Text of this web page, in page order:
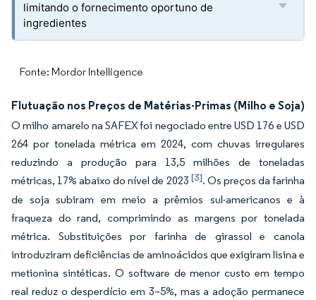
limitando o fornecimento oportuno de
ingredientes
Fonte: Mordor Intelligence
Flutuação nos Preços de Matérias-Primas (Milho e Soja)
O milho amarelo na SAFEX foi negociado entre USD 176 e USD
264 por tonelada métrica em 2024, com chuvas irregulares
reduzindo a produção para 13,5 milhões de toneladas
métricas, 17% abaixo do nível de 2023 [3]. Os preços da farinha
de soja subiram em meio a prêmios sul-americanos e à
fraqueza do rand, comprimindo as margens por tonelada
métrica. Substituições por farinha de girassol e canola
introduziram deficiências de aminoácidos que exigiram lisina e
metionina sintéticas. O software de menor custo em tempo
real reduz o desperdício em 3–5%, mas a adoção permanece